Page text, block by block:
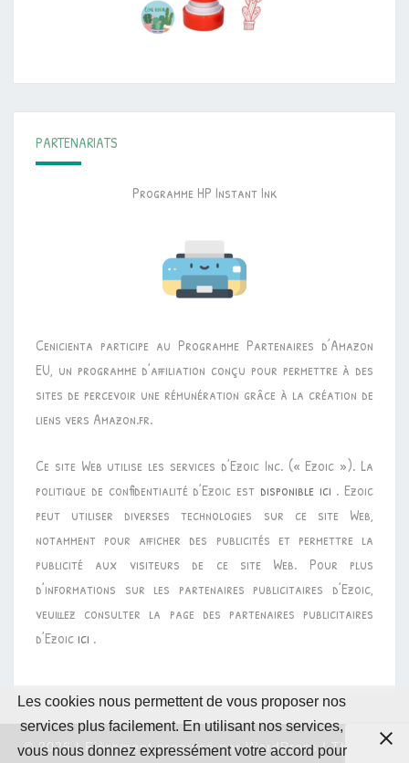
PARTENARIATS
Programme HP Instant Ink
Cenicienta participe au Programme Partenaires d’Amazon
EU, un programme d’affiliation conçu pour permettre à des
sites de percevoir une rémunération grâce à la création de
liens vers Amazon.fr.
Ce site Web utilise les services d’Ezoic Inc. (« Ezoic »). La
politique de confidentialité d’Ezoic est disponible ici . Ezoic
peut utiliser diverses technologies sur ce site Web,
notamment pour afficher des publicités et permettre la
publicité aux visiteurs de ce site Web. Pour plus
d’informations sur les partenaires publicitaires d’Ezoic,
veuillez consulter la page des partenaires publicitaires
d’Ezoic ici .
© 2026| Fièrement propulsé parWordPress |Thème :
Les cookies nous permettent de vous proposer nos
services plus facilement. En utilisant nos services,
vous nous donnez expressément votre accord pour